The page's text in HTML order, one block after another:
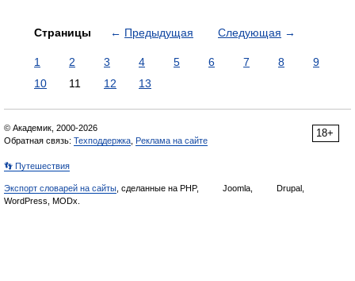
Страницы ← Предыдущая Следующая →
1 2 3 4 5 6 7 8
9
10
11 12 13
18+
© Академик, 2000-2026
Обратная связь: Техподдержка Реклама на сайте
👣 Путешествия
Экспорт словарей на сайты , сделанные на PHP, Joomla,
Drupal,
WordPress, MODx.